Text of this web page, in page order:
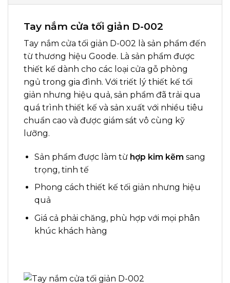
Tay nắm cửa tối giản D-002
Tay nắm cửa tối giản D-002 là sản phẩm đến
từ thương hiệu Goode. Là sản phẩm được
thiết kế dành cho các loại cửa gỗ phòng
ngủ trong gia đình. Với triết lý thiết kế tối
giản nhưng hiệu quả, sản phẩm đã trải qua
quá trình thiết kế và sản xuất với nhiều tiêu
chuẩn cao và được giám sát vô cùng kỹ
lưỡng.
Sản phẩm được làm từ hợp kim kẽm sang
trọng, tinh tế
Phong cách thiết kế tối giản nhưng hiệu
quả
Giá cả phải chăng, phù hợp với mọi phân
khúc khách hàng